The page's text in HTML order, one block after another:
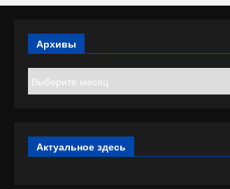
Архивы
Актуальное здесь